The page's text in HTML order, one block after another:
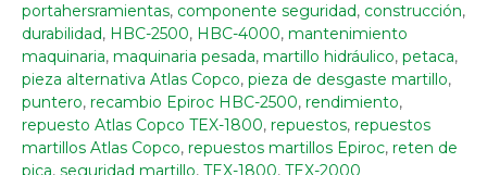
portahersramientas, componente seguridad, construcción,
durabilidad, HBC-2500, HBC-4000, mantenimiento
maquinaria, maquinaria pesada, martillo hidráulico, petaca,
pieza alternativa Atlas Copco, pieza de desgaste martillo,
puntero, recambio Epiroc HBC-2500, rendimiento,
repuesto Atlas Copco TEX-1800, repuestos, repuestos
martillos Atlas Copco, repuestos martillos Epiroc, reten de
pica, seguridad martillo, TEX-1800, TEX-2000